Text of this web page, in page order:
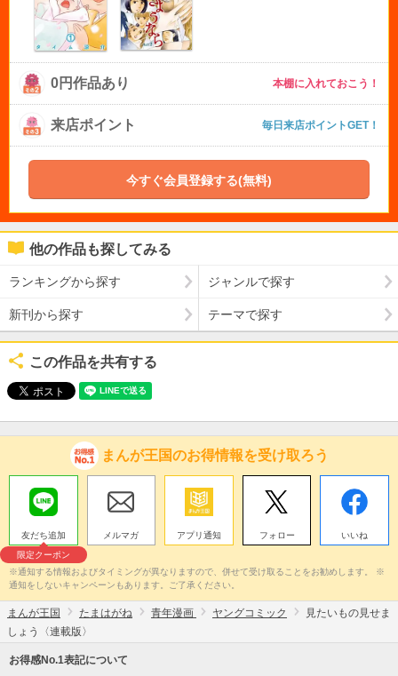
0円作品あり 本棚に入れておこう！
来店ポイント 毎日来店ポイントGET！
今すぐ会員登録する(無料)
他の作品も探してみる
ランキングから探す ジャンルで探す
新刊から探す テーマで探す
この作品を共有する
まんが王国のお得情報を受け取ろう
友だち追加
限定クーポン
メルマガ アプリ通知 フォロー いいね
※通知する情報およびタイミングが異なりますので、併せて受け取ることをお勧めします。 ※
通知をしないキャンペーンもあります。ご了承ください。
まんが王国 たまはがね 青年漫画 ヤングコミック
見たいもの見せま
しょう〈連載版〉
お得感No.1表記について